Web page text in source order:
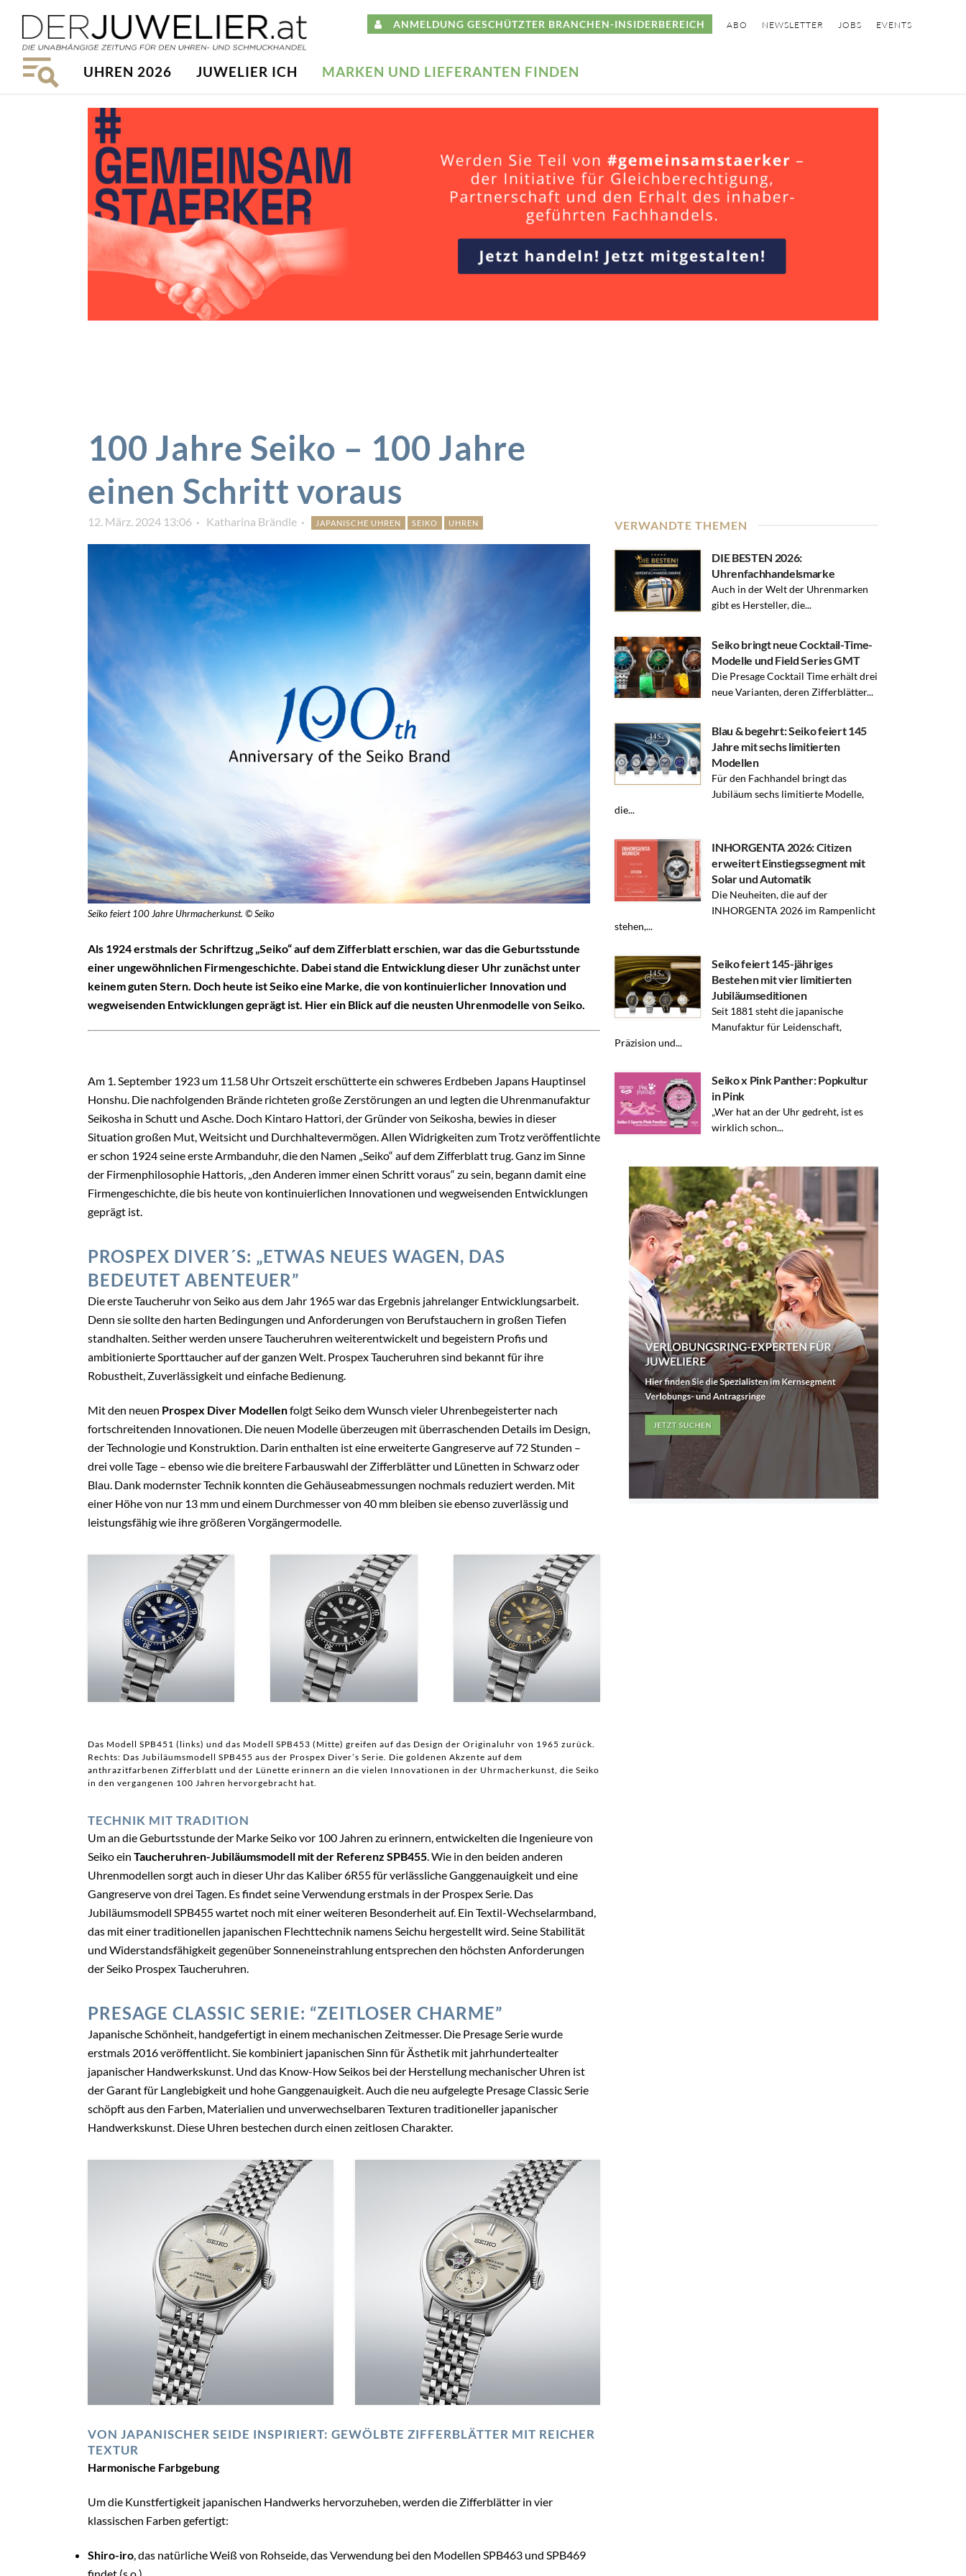
ANMELDUNG GESCHÜTZTER BRANCHEN-INSIDERBEREICH ABO NEWSLETTER JOBS EVENTS
UHREN 2026 JUWELIER ICH MARKEN UND LIEFERANTEN FINDEN
100 Jahre Seiko – 100 Jahre
einen Schritt voraus
12. März. 2024 13:06 Katharina Brändle JAPANISCHE UHREN SEIKO UHREN
Seiko feiert 100 Jahre Uhrmacherkunst. © Seiko
Als 1924 erstmals der Schriftzug „Seiko“ auf dem Zifferblatt erschien, war das die Geburtsstunde
einer ungewöhnlichen Firmengeschichte. Dabei stand die Entwicklung dieser Uhr zunächst unter
keinem guten Stern. Doch heute ist Seiko eine Marke, die von kontinuierlicher Innovation und
wegweisenden Entwicklungen geprägt ist. Hier ein Blick auf die neusten Uhrenmodelle von Seiko.
Am 1. September 1923 um 11.58 Uhr Ortszeit erschütterte ein schweres Erdbeben Japans Hauptinsel
Honshu. Die nachfolgenden Brände richteten große Zerstörungen an und legten die Uhrenmanufaktur
Seikosha in Schutt und Asche. Doch Kintaro Hattori, der Gründer von Seikosha, bewies in dieser
Situation großen Mut, Weitsicht und Durchhaltevermögen. Allen Widrigkeiten zum Trotz veröffentlichte
er schon 1924 seine erste Armbanduhr, die den Namen „Seiko“ auf dem Zifferblatt trug. Ganz im Sinne
der Firmenphilosophie Hattoris, „den Anderen immer einen Schritt voraus“ zu sein, begann damit eine
Firmengeschichte, die bis heute von kontinuierlichen Innovationen und wegweisenden Entwicklungen
geprägt ist.
PROSPEX DIVER´S: „ETWAS NEUES WAGEN, DAS
BEDEUTET ABENTEUER”
Die erste Taucheruhr von Seiko aus dem Jahr 1965 war das Ergebnis jahrelanger Entwicklungsarbeit.
Denn sie sollte den harten Bedingungen und Anforderungen von Berufstauchern in großen Tiefen
standhalten. Seither werden unsere Taucheruhren weiterentwickelt und begeistern Profis und
ambitionierte Sporttaucher auf der ganzen Welt. Prospex Taucheruhren sind bekannt für ihre
Robustheit, Zuverlässigkeit und einfache Bedienung.
Mit den neuen Prospex Diver Modellenfolgt Seiko dem Wunsch vieler Uhrenbegeisterter nach
fortschreitenden Innovationen. Die neuen Modelle überzeugen mit überraschenden Details im Design,
der Technologie und Konstruktion. Darin enthalten ist eine erweiterte Gangreserve auf 72 Stunden –
drei volle Tage – ebenso wie die breitere Farbauswahl der Zifferblätter und Lünetten in Schwarz oder
Blau. Dank modernster Technik konnten die Gehäuseabmessungen nochmals reduziert werden. Mit
einer Höhe von nur 13 mm und einem Durchmesser von 40 mm bleiben sie ebenso zuverlässig und
leistungsfähig wie ihre größeren Vorgängermodelle.
Das Modell SPB451 (links) und das Modell SPB453 (Mitte) greifen auf das Design der Originaluhr von 1965 zurück.
Rechts: Das Jubiläumsmodell SPB455 aus der Prospex Diver’s Serie. Die goldenen Akzente auf dem
anthrazitfarbenen Zifferblatt und der Lünette erinnern an die vielen Innovationen in der Uhrmacherkunst, die Seiko
in den vergangenen 100 Jahren hervorgebracht hat.
TECHNIK MIT TRADITION
Um an die Geburtsstunde der Marke Seiko vor 100 Jahren zu erinnern, entwickelten die Ingenieure von
Seiko ein Taucheruhren-Jubiläumsmodell mit der Referenz SPB455 . Wie in den beiden anderen
Uhrenmodellen sorgt auch in dieser Uhr das Kaliber 6R55 für verlässliche Ganggenauigkeit und eine
Gangreserve von drei Tagen. Es findet seine Verwendung erstmals in der Prospex Serie. Das
Jubiläumsmodell SPB455 wartet noch mit einer weiteren Besonderheit auf. Ein Textil-Wechselarmband,
das mit einer traditionellen japanischen Flechttechnik namens Seichu hergestellt wird. Seine Stabilität
und Widerstandsfähigkeit gegenüber Sonneneinstrahlung entsprechen den höchsten Anforderungen
der Seiko Prospex Taucheruhren.
PRESAGE CLASSIC SERIE: “ZEITLOSER CHARME”
Japanische Schönheit, handgefertigt in einem mechanischen Zeitmesser. Die Presage Serie wurde
erstmals 2016 veröffentlicht. Sie kombiniert japanischen Sinn für Ästhetik mit jahrhundertealter
japanischer Handwerkskunst. Und das Know-How Seikos bei der Herstellung mechanischer Uhren ist
der Garant für Langlebigkeit und hohe Ganggenauigkeit. Auch die neu aufgelegte Presage Classic Serie
schöpft aus den Farben, Materialien und unverwechselbaren Texturen traditioneller japanischer
Handwerkskunst. Diese Uhren bestechen durch einen zeitlosen Charakter.
VON JAPANISCHER SEIDE INSPIRIERT: GEWÖLBTE ZIFFERBLÄTTER MIT REICHER
TEXTUR
Harmonische Farbgebung
Um die Kunstfertigkeit japanischen Handwerks hervorzuheben, werden die Zifferblätter in vier
klassischen Farben gefertigt:
Shiro-iro, das natürliche Weiß von Rohseide, das Verwendung bei den Modellen SPB463 und SPB469
VERWANDTE THEMEN
DIE BESTEN 2026:
Uhrenfachhandelsmarke
Auch in der Welt der Uhrenmarken
gibt es Hersteller, die...
Seiko bringt neue Cocktail-Time-
Modelle und Field Series GMT
Die Presage Cocktail Time erhält drei
neue Varianten, deren Zifferblätter...
Blau & begehrt: Seiko feiert 145
Jahre mit sechs limitierten
Modellen
Für den Fachhandel bringt das
Jubiläum sechs limitierte Modelle,
die...
INHORGENTA 2026: Citizen
erweitert Einstiegssegment mit
Solar und Automatik
Die Neuheiten, die auf der
INHORGENTA 2026 im Rampenlicht
stehen,...
Seiko feiert 145-jähriges
Bestehen mit vier limitierten
Jubiläumseditionen
Seit 1881 steht die japanische
Manufaktur für Leidenschaft,
Präzision und...
Seiko x Pink Panther: Popkultur
in Pink
„Wer hat an der Uhr gedreht, ist es
wirklich schon...